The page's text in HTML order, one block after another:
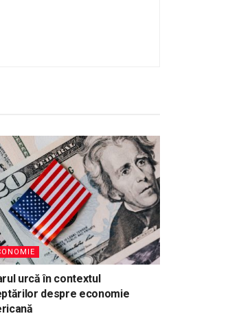
urcă în contextul
despre economie